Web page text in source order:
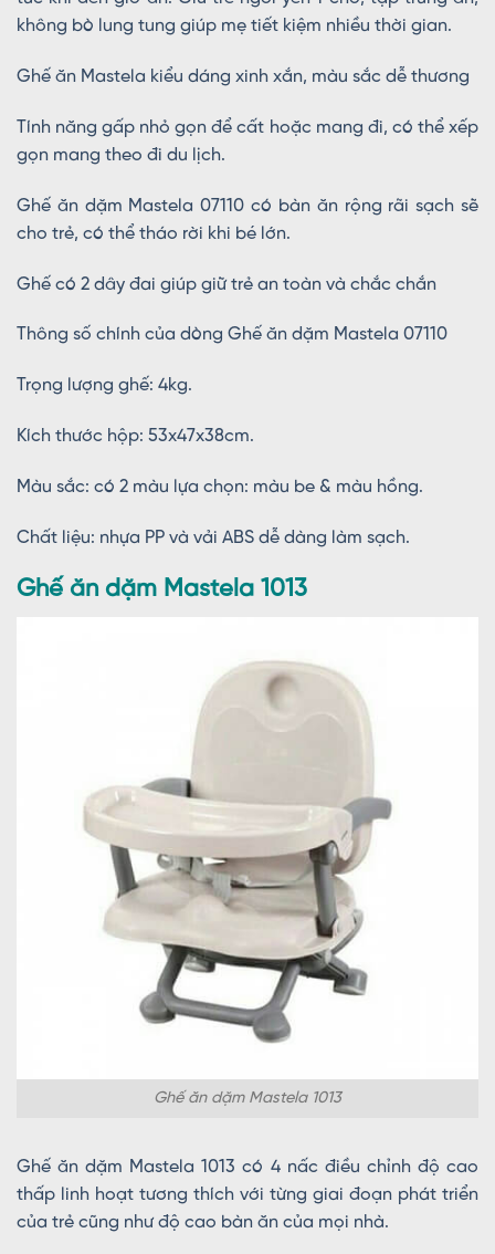
không bò lung tung giúp mẹ tiết kiệm nhiều thời gian.
Ghế ăn Mastela kiểu dáng xinh xắn, màu sắc dễ thương
Tính năng gấp nhỏ gọn để cất hoặc mang đi, có thể xếp
gọn mang theo đi du lịch.
Ghế ăn dặm Mastela 07110 có bàn ăn rộng rãi sạch sẽ
cho trẻ, có thể tháo rời khi bé lớn.
Ghế có 2 dây đai giúp giữ trẻ an toàn và chắc chắn
Thông số chính của dòng Ghế ăn dặm Mastela 07110
Trọng lượng ghế: 4kg.
Kích thước hộp: 53x47x38cm.
Màu sắc: có 2 màu lựa chọn: màu be & màu hồng.
Chất liệu: nhựa PP và vải ABS dễ dàng làm sạch.
Ghế ăn dặm Mastela 1013
Ghế ăn dặm Mastela 1013
Ghế ăn dặm Mastela 1013 có 4 nấc điều chỉnh độ cao
thấp linh hoạt tương thích với từng giai đoạn phát triển
của trẻ cũng như độ cao bàn ăn của mọi nhà.